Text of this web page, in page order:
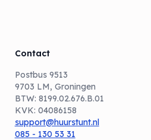
Contact
Postbus 9513
9703 LM, Groningen
BTW: 8199.02.676.B.01
KVK: 04086158
support@huurstunt.nl
085 - 130 53 31